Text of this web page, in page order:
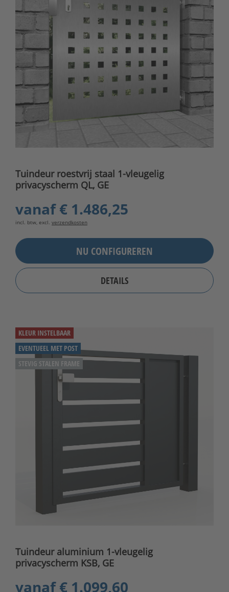
Tuindeur roestvrij staal 1-vleugelig
privacyscherm QL, GE
vanaf€ 1.486,25
incl. btw, excl. verzendkosten
NU CONFIGUREREN
DETAILS
KLEUR INSTELBAAR
EVENTUEEL MET POST
STEVIG STALEN FRAME
Tuindeur aluminium 1-vleugelig
privacyscherm KSB, GE
vanaf€ 1.099,60